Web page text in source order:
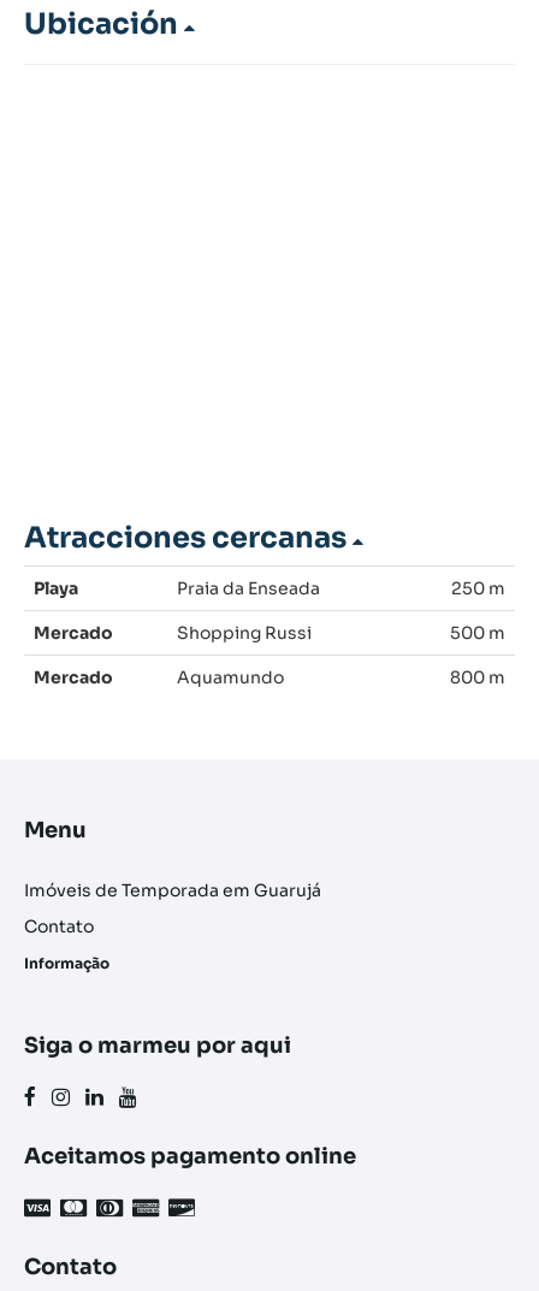
Ubicación
Atracciones cercanas
Playa Praia da Enseada 250 m
Mercado Shopping Russi 500 m
Mercado Aquamundo 800 m
Menu
Imóveis de Temporada em Guarujá
Contato
Informação
Siga o marmeu por aqui
Aceitamos pagamento online
Contato